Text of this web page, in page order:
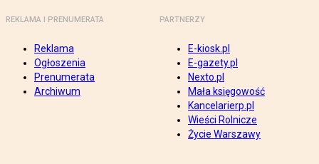
REKLAMA I PRENUMERATA
Reklama
Ogłoszenia
Prenumerata
Archiwum
PARTNERZY
E-kiosk.pl
E-gazety.pl
Nexto.pl
Mała księgowość
Kancelarierp.pl
Wieści Rolnicze
Życie Warszawy